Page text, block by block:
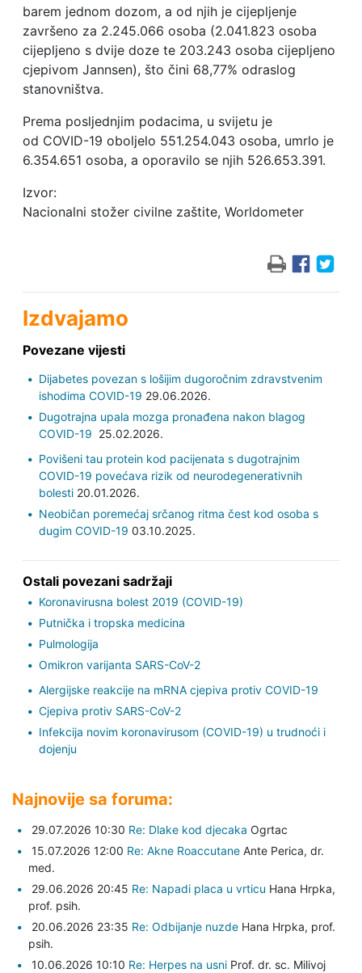
barem jednom dozom, a od njih je cijepljenje
završeno za 2.245.066 osoba (2.041.823 osoba
cijepljeno s dvije doze te 203.243 osoba cijepljeno
cjepivom Jannsen), što čini 68,77% odraslog
stanovništva.
Prema posljednjim podacima, u svijetu je
od COVID-19 oboljelo 551.254.043 osoba, umrlo je
6.354.651 osoba, a oporavilo se njih 526.653.391.
Izvor:
Nacionalni stožer civilne zaštite, Worldometer
Izdvajamo
Povezane vijesti
Dijabetes povezan s lošijim dugoročnim zdravstvenim
ishodima COVID-19 29.06.2026.
Dugotrajna upala mozga pronađena nakon blagog
COVID-19 25.02.2026.
Povišeni tau protein kod pacijenata s dugotrajnim
COVID-19 povećava rizik od neurodegenerativnih
bolesti20.01.2026.
Neobičan poremećaj srčanog ritma čest kod osoba s
dugim COVID-19 03.10.2025.
Ostali povezani sadržaji
Koronavirusna bolest 2019 (COVID-19)
Putnička i tropska medicina
Pulmologija
Omikron varijanta SARS-CoV-2
Alergijske reakcije na mRNA cjepiva protiv COVID-19
Cjepiva protiv SARS-CoV-2
Infekcija novim koronavirusom (COVID-19) u trudnoći i
dojenju
Najnovije sa foruma:
29.07.2026 10:30 Re: Dlake kod djecaka Ogrtac
15.07.2026 12:00 Re: Akne Roaccutane Ante Perica, dr.
med.
29.06.2026 20:45 Re: Napadi placa u vrticu Hana Hrpka,
prof. psih.
20.06.2026 23:35 Re: Odbijanje nuzde Hana Hrpka, prof.
psih.
10.06.2026 10:10 Re: Herpes na usni Prof. dr. sc. Milivoj